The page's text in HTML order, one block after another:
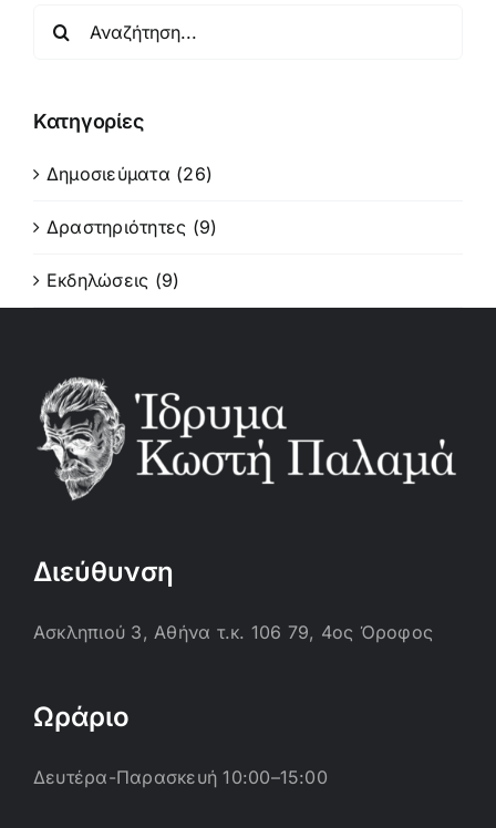
Κατηγορίες
Δημοσιεύματα (26)
Δραστηριότητες (9)
Εκδηλώσεις (9)
Διεύθυνση
Ασκληπιού 3, Αθήνα τ.κ. 106 79, 4ος Όροφος
Ωράριο
Δευτέρα-Παρασκευή 10:00–15:00